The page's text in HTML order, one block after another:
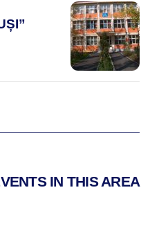
IN THIS AREA